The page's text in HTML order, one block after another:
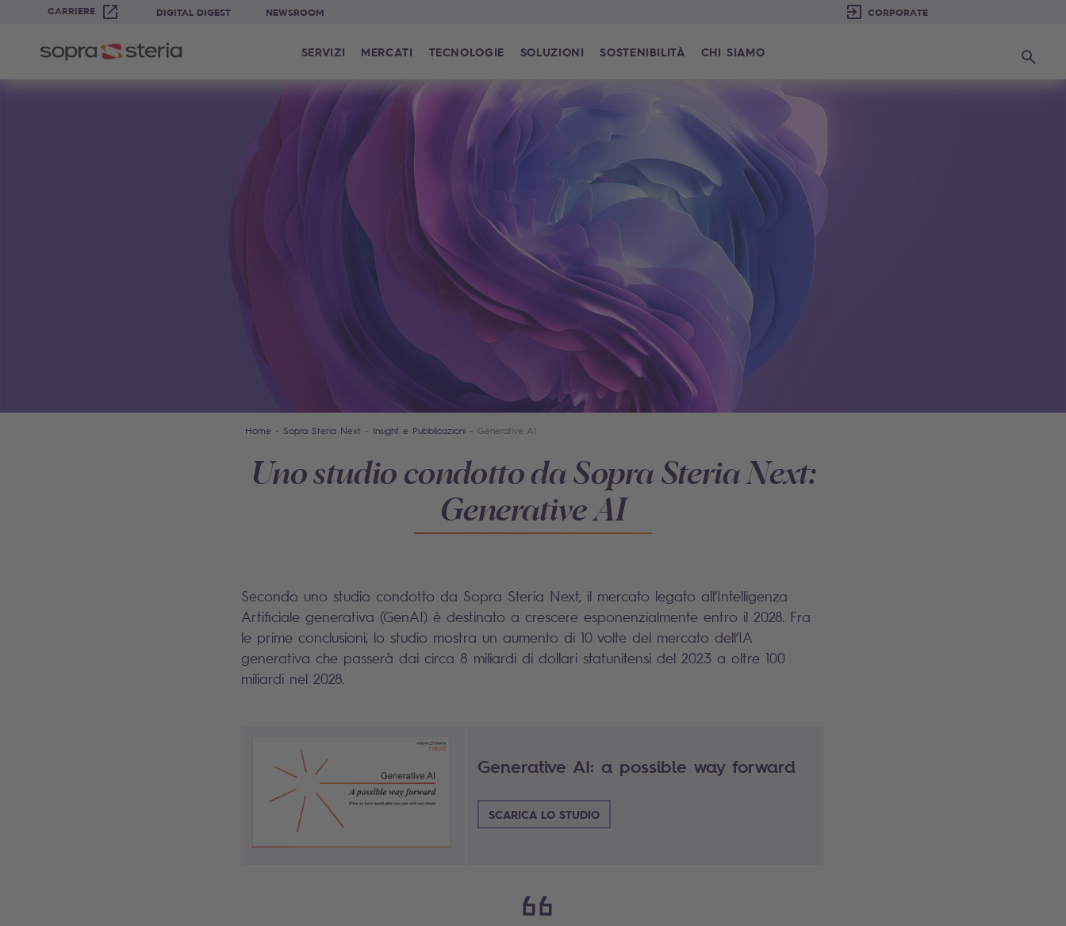
CARRIERE DIGITAL DIGEST NEWSROOM
SERVIZI MERCATI TECNOLOGIE SOLUZIONI SOSTENIBILITÀ CHI SIAMO Ricerca
Home Sopra Steria Next Insight e Pubblicazioni Generative AI
Uno studio condotto da Sopra Steria Next:
Generative AI
Secondo uno studio condotto da Sopra Steria Next, il mercato legato all’Intelligenza
Artificiale generativa (GenAI) è destinato a crescere esponenzialmente entro il 2028. Fra
le prime conclusioni, lo studio mostra un aumento di 10 volte del mercato dell’IA
generativa che passerà dai circa 8 miliardi di dollari statunitensi del 2023 a oltre 100
miliardi nel 2028.
Generative AI: a possible way forward
SCARICA LO STUDIO